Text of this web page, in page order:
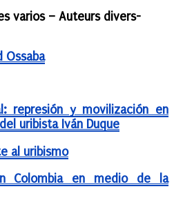
varios – Auteurs divers-
Ossaba
represión y movilización en
uribista Iván Duque
al uribismo
Colombia en medio de la